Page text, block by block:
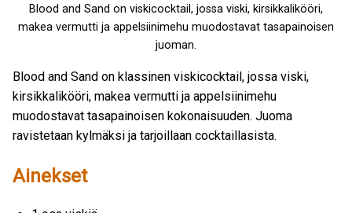
Blood and Sand on viskicocktail, jossa viski, kirsikkalikööri,
makea vermutti ja appelsiinimehu muodostavat tasapainoisen
juoman.
Blood and Sand on klassinen viskicocktail, jossa viski,
kirsikkalikööri, makea vermutti ja appelsiinimehu
muodostavat tasapainoisen kokonaisuuden. Juoma
ravistetaan kylmäksi ja tarjoillaan cocktaillasista.
Ainekset